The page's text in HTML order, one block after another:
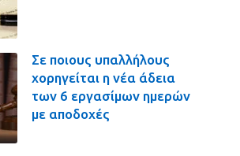
Σε ποιους υπαλλήλους
χορηγείται η νέα άδεια
των 6 εργασίμων ημερών
με αποδοχές